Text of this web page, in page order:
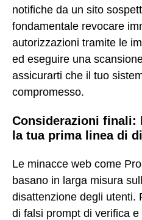
notifiche da un sito
fondamentale revocare
autorizzazioni tramite le
ed eseguire una
assicurarti che il tuo
compromesso.
Considerazioni finali:
la tua prima linea di
Le minacce web come
basano in larga misura
disattenzione degli utenti.
di falsi prompt di verifica